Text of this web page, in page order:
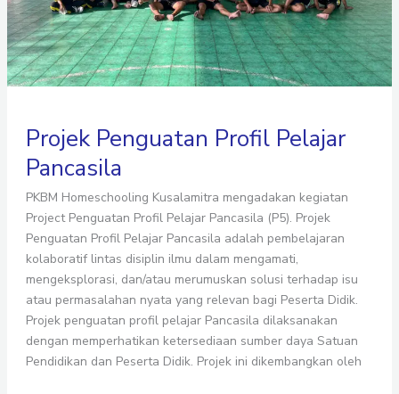
Projek Penguatan Profil Pelajar
Pancasila
PKBM Homeschooling Kusalamitra mengadakan kegiatan
Project Penguatan Profil Pelajar Pancasila (P5). Projek
Penguatan Profil Pelajar Pancasila adalah pembelajaran
kolaboratif lintas disiplin ilmu dalam mengamati,
mengeksplorasi, dan/atau merumuskan solusi terhadap isu
atau permasalahan nyata yang relevan bagi Peserta Didik.
Projek penguatan profil pelajar Pancasila dilaksanakan
dengan memperhatikan ketersediaan sumber daya Satuan
Pendidikan dan Peserta Didik. Projek ini dikembangkan oleh